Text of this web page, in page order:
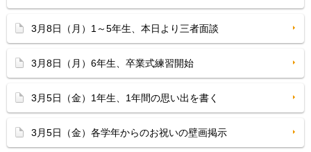
3月8日（月）1～5年生、本日より三者面談
3月8日（月）6年生、卒業式練習開始
3月5日（金）1年生、1年間の思い出を書く
3月5日（金）各学年からのお祝いの壁画掲示